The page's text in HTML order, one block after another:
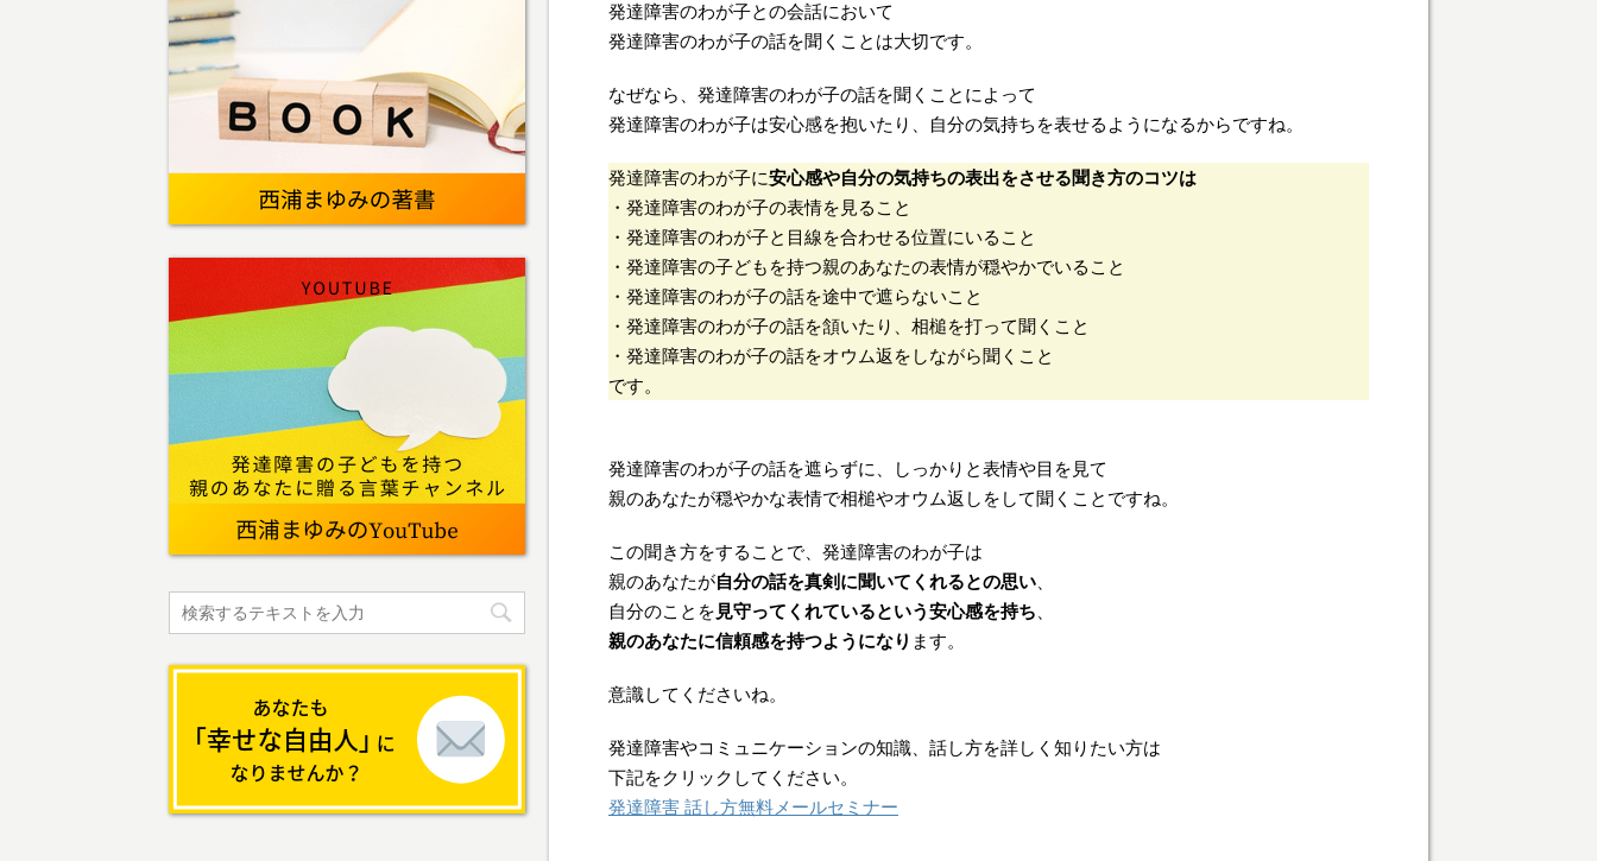
発達障害のわが子との会話において
発達障害のわが子の話を聞くことは大切です。
なぜなら、発達障害のわが子の話を聞くことによって
発達障害のわが子は安心感を抱いたり、自分の気持ちを表せるようになるからですね。
発達障害のわが子に安心感や自分の気持ちの表出をさせる聞き方のコツは
・発達障害のわが子の表情を見ること
・発達障害のわが子と目線を合わせる位置にいること
・発達障害の子どもを持つ親のあなたの表情が穏やかでいること
・発達障害のわが子の話を途中で遮らないこと
・発達障害のわが子の話を頷いたり、相槌を打って聞くこと
・発達障害のわが子の話をオウム返をしながら聞くこと
です。
発達障害のわが子の話を遮らずに、しっかりと表情や目を見て
親のあなたが穏やかな表情で相槌やオウム返しをして聞くことですね。
この聞き方をすることで、発達障害のわが子は
親のあなたが自分の話を真剣に聞いてくれるとの思い
自分のことを 見守ってくれているという安心感を持ち
親のあなたに信頼感を持つようになり ます。
意識してくださいね。
発達障害やコミュニケーションの知識、話し方を詳しく知りたい方は
下記をクリックしてください。
発達障害 話し方無料メールセミナー